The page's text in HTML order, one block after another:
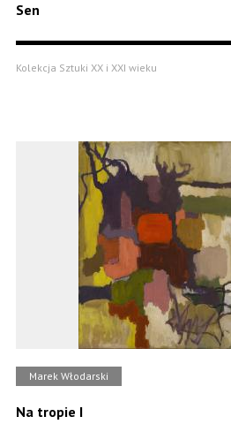
Sen
Kolekcja Sztuki XX i XXI wieku
Marek Włodarski
Na tropie I